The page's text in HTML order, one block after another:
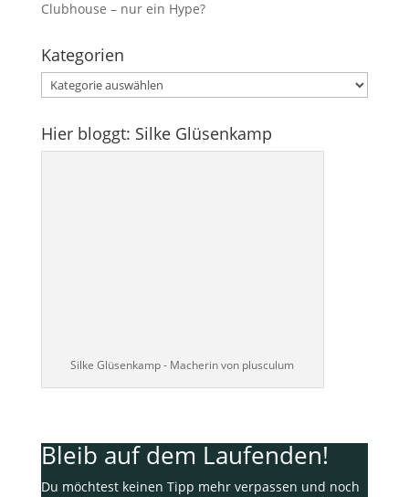
Clubhouse – nur ein Hype?
Kategorien
Kategorien
Hier bloggt: Silke Glüsenkamp
Silke Glüsenkamp - Macherin von plusculum
Bleib auf dem Laufenden!
Du möchtest keinen Tipp mehr verpassen und noch